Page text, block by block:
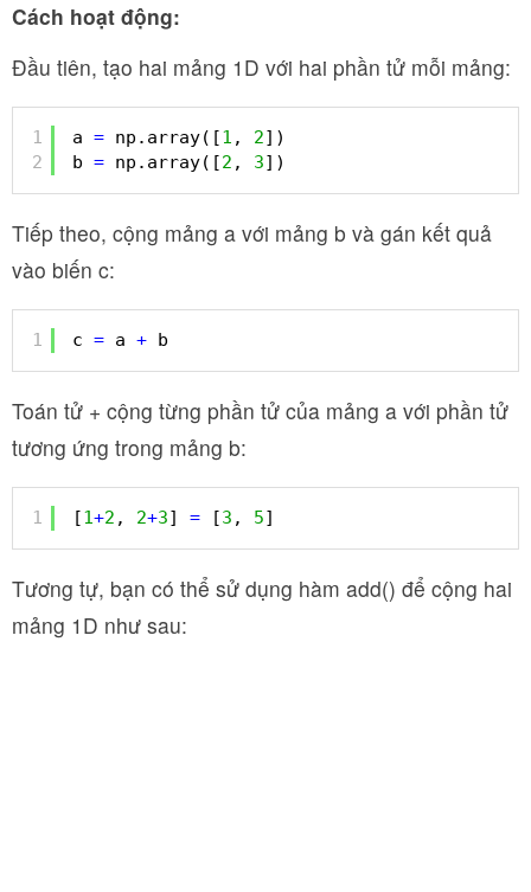
Cách hoạt động:
Đầu tiên, tạo hai mảng 1D với hai phần tử mỗi mảng:
1
2
a = np.array([1 , 2])
b = np.array([2 , 3])
Tiếp theo, cộng mảng a với mảng b và gán kết quả
vào biến c:
1 c = a + b
Toán tử + cộng từng phần tử của mảng a với phần tử
tương ứng trong mảng b:
1 [1+2 , 2+3] = [3 , 5]
Tương tự, bạn có thể sử dụng hàm add() để cộng hai
mảng 1D như sau: